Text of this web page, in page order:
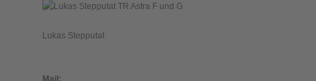
Lukas Stepputat
Mail: